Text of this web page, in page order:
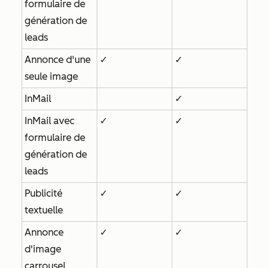
formulaire de
génération de
leads
Annonce d'une
seule image
✓ ✓
InMail
✓
InMail avec
formulaire de
génération de
leads
✓ ✓
Publicité
textuelle
✓ ✓
Annonce
d'image
✓ ✓